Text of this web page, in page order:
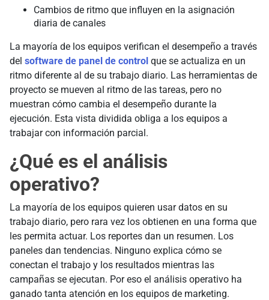
Cambios de ritmo que influyen en la asignación
diaria de canales
La mayoría de los equipos verifican el desempeño a través
del software de panel de control que se actualiza en un
ritmo diferente al de su trabajo diario. Las herramientas de
proyecto se mueven al ritmo de las tareas, pero no
muestran cómo cambia el desempeño durante la
ejecución. Esta vista dividida obliga a los equipos a
trabajar con información parcial.
¿Qué es el análisis
operativo?
La mayoría de los equipos quieren usar datos en su
trabajo diario, pero rara vez los obtienen en una forma que
les permita actuar. Los reportes dan un resumen. Los
paneles dan tendencias. Ninguno explica cómo se
conectan el trabajo y los resultados mientras las
campañas se ejecutan. Por eso el análisis operativo ha
ganado tanta atención en los equipos de marketing.